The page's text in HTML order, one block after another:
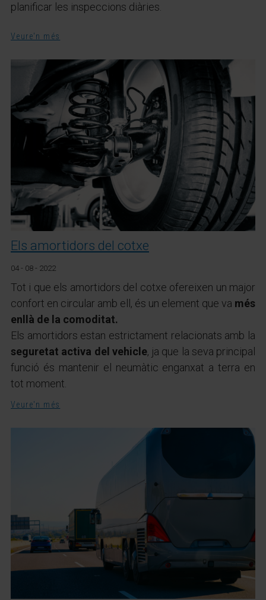
planificar les inspeccions diàries.
Veure'n més
Els amortidors del cotxe
04 - 08 - 2022
Tot i que els amortidors del cotxe ofereixen un major
confort en circular amb ell, és un element que va més
enllà de la comoditat.
Els amortidors estan estrictament relacionats amb la
seguretat activa del vehicle, ja que la seva principal
funció és mantenir el neumàtic enganxat a terra en
tot moment.
Veure'n més